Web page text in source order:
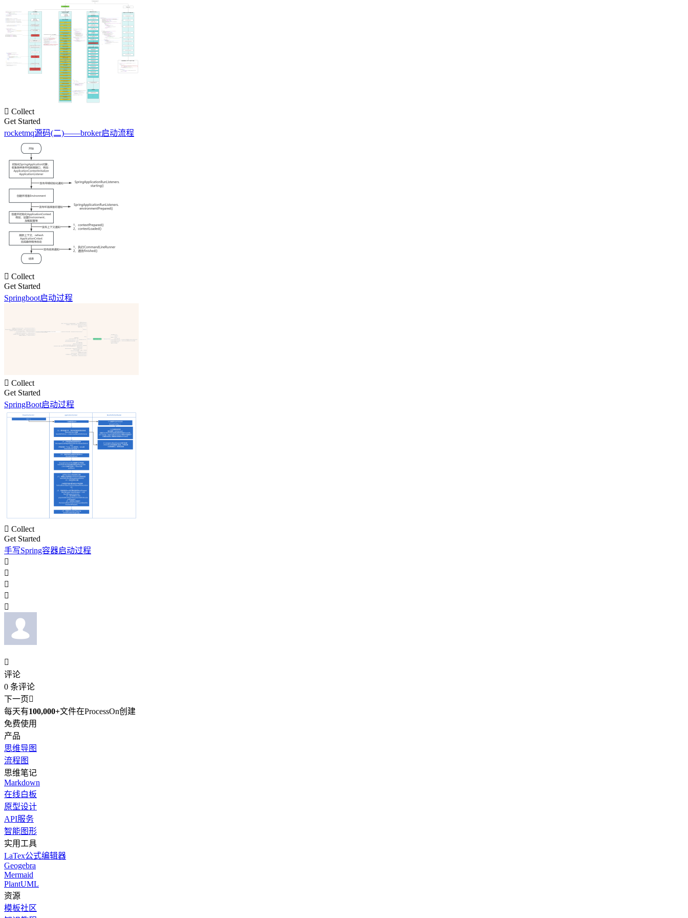
 Collect
Get Started
rocketmq源码(二)——broker启动流程
 Collect
Get Started
Springboot启动过程
 Collect
Get Started
SpringBoot启动过程
 Collect
Get Started
手写Spring容器启动过程






评论
0 条评论
下一页
每天有100,000+文件在ProcessOn创建
免费使用
产品
思维导图
流程图
思维笔记
Markdown
在线白板
原型设计
API服务
智能图形
实用工具
LaTex公式编辑器
Geogebra
Mermaid
PlantUML
资源
模板社区